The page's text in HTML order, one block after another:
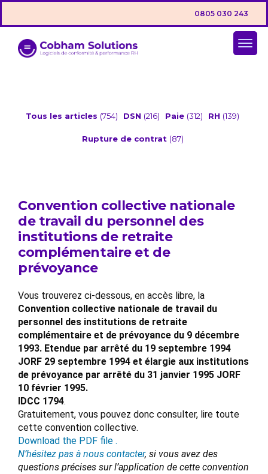
0805 030 243
Tous les articles (754) DSN (216) Paie (312) RH (139)
Rupture de contrat (87)
Convention collective nationale
de travail du personnel des
institutions de retraite
complémentaire et de
prévoyance
Vous trouverez ci-dessous, en accès libre, la
Convention collective nationale de travail du
personnel des institutions de retraite
complémentaire et de prévoyance du 9 décembre
1993. Etendue par arrêté du 19 septembre 1994
JORF 29 septembre 1994 et élargie aux institutions
de prévoyance par arrêté du 31 janvier 1995 JORF
10 février 1995.
IDCC 1794.
Gratuitement, vous pouvez donc consulter, lire toute
cette convention collective.
Download the PDF file .
N’hésitez pas à nous contacter, si vous avez des
questions précises sur l’application de cette convention